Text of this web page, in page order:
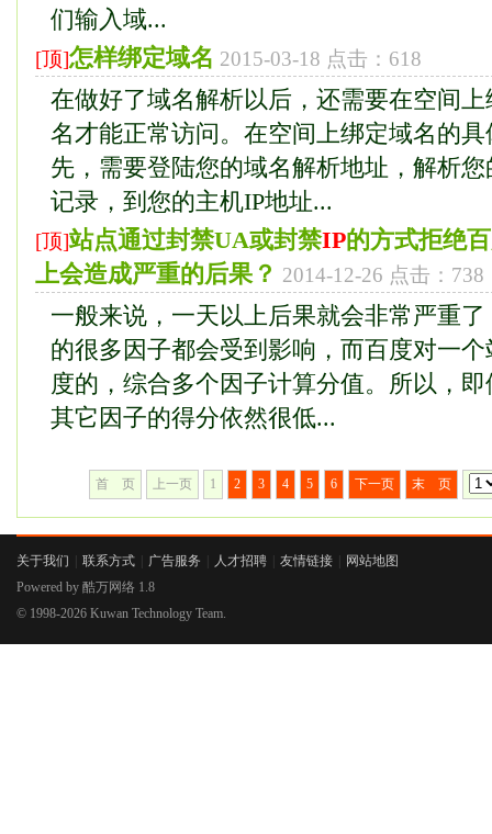
们输入域...
[顶]怎样绑定域名 2015-03-18 点击：618
在做好了域名解析以后，还需要在空间
名才能正常访问。在空间上绑定域名的
先，需要登陆您的域名解析地址，解析
记录，到您的主机IP地址...
[顶]站点通过封禁UA或封禁IP的方式拒绝
上会造成严重的后果？ 2014-12-26 点击：738
一般来说，一天以上后果就会非常严重
的很多因子都会受到影响，而百度对一
度的，综合多个因子计算分值。所以，
其它因子的得分依然很低...
首 页 上一页 1 2 3 4 5 6 下一页 末 页
关于我们 联系方式 广告服务 人才招聘 友情链接
网站地图
Powered by 酷万网络 1.8
© 1998-2026 Kuwan Technology Team.